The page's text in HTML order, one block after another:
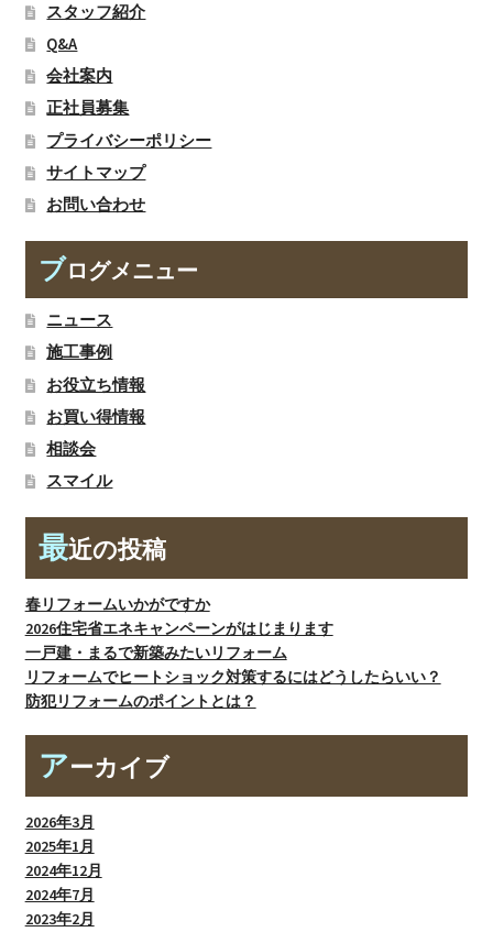
スタッフ紹介
Q&A
会社案内
正社員募集
プライバシーポリシー
サイトマップ
お問い合わせ
ブログメニュー
ニュース
施工事例
お役立ち情報
お買い得情報
相談会
スマイル
最近の投稿
春リフォームいかがですか
2026住宅省エネキャンペーンがはじまります
一戸建・まるで新築みたいリフォーム
リフォームでヒートショック対策するにはどうしたらいい？
防犯リフォームのポイントとは？
アーカイブ
2026年3月
2025年1月
2024年12月
2024年7月
2023年2月